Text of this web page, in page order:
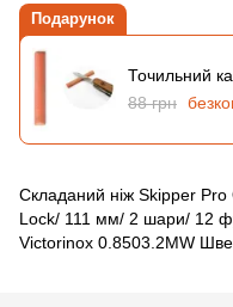
Подарунок
Точильний
88 грн
Складаний ніж Skipper
Lock/ 111 мм/ 2 шари/ 12
Victorinox 0.8503.2MW